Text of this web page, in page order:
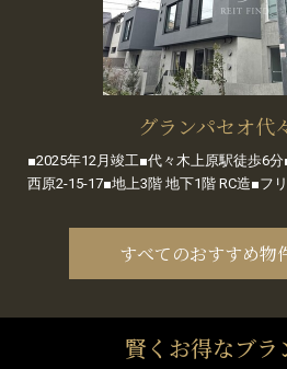
グランパセオ代
■2025年12月竣工■代々木上原駅徒歩6
西原2-15-17■地上3階 地下1階 RC造■フ
すべてのおすすめ物
賢くお得なブラ